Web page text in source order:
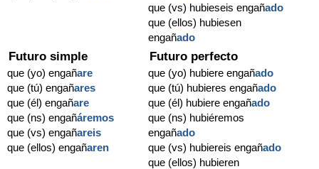
que (vs) hubieseis engañado
que (ellos) hubiesen
engañado
Futuro simple
que (yo) engañare
que (tú) engañares
que (él) engañare
que (ns) engañáremos
que (vs) engañareis
que (ellos) engañaren
Futuro perfecto
que (yo) hubiere engañado
que (tú) hubieres engañado
que (él) hubiere engañado
que (ns) hubiéremos
engañado
que (vs) hubiereis engañado
que (ellos) hubieren